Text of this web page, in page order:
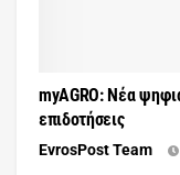
myAGRO: Νέα
επιδοτήσεις
EvrosPost Team